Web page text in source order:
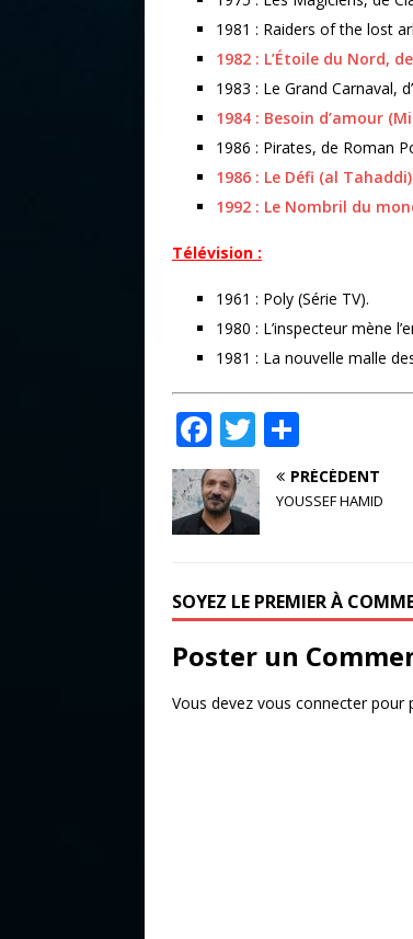
1981 : Raiders of the lost
1982 : L’Étoile du Nord,
1983 : Le Grand Carnaval,
1984 : Besoin d’amour
1986 : Pirates, de Roman
1986 : Le Défi (al
1992 : Le Nombril du
Télévision :
1961 : Poly (Série TV).
1980 : L’inspecteur mène
1981 : La nouvelle malle
F
a
c
e
o
o
k
T
w
it
te
ar
ta
r
PRÉCÉDENT
YOUSSEF HAMID
SOYEZ LE PREMIER À
Poster un
Vous devez vous connecterpour